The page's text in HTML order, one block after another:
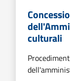
culturali